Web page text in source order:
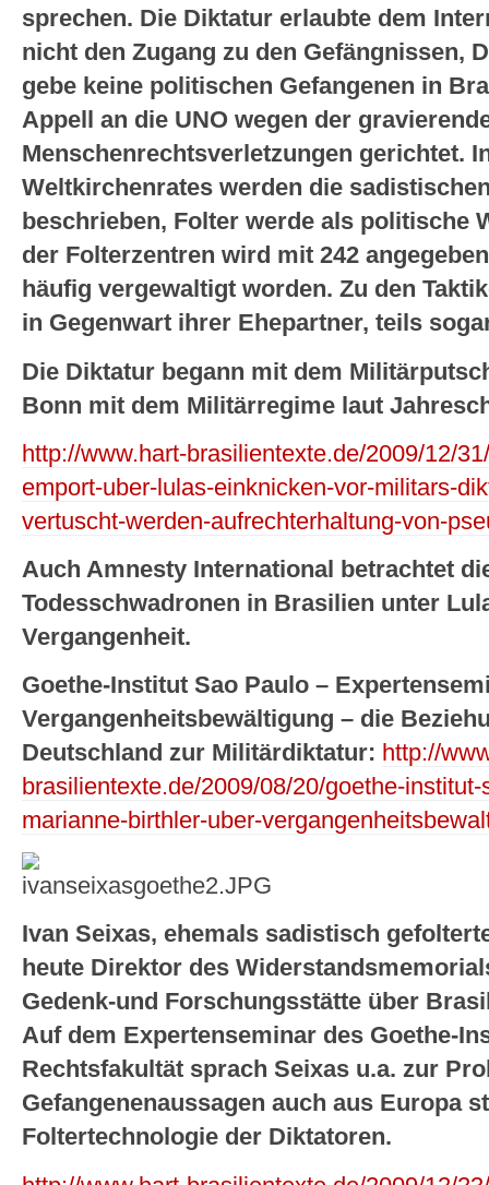
sprechen. Die Diktatur erlaubte dem
nicht den Zugang zu den Gefängnissen,
gebe keine politischen Gefangenen in
Appell an die UNO wegen der
Menschenrechtsverletzungen gerichtet.
Weltkirchenrates werden die
beschrieben, Folter werde als politische
der Folterzentren wird mit 242
häufig vergewaltigt worden. Zu den
in Gegenwart ihrer Ehepartner, teils
Die Diktatur begann mit dem
Bonn mit dem Militärregime laut
http://www.hart-brasilientexte.de/2009/12/
emport-uber-lulas-einknicken-vor-militars-
vertuscht-werden-aufrechterhaltung-von-
Auch Amnesty International betrachtet
Todesschwadronen in Brasilien unter
Vergangenheit.
Goethe-Institut Sao Paulo –
Vergangenheitsbewältigung – die
Deutschland zur Militärdiktatur: http://
brasilientexte.de/2009/08/20/goethe-
marianne-birthler-uber-
Ivan Seixas, ehemals sadistisch
heute Direktor des
Gedenk-und Forschungsstätte über
Auf dem Expertenseminar des Goethe-
Rechtsfakultät sprach Seixas u.a. zur
Gefangenenaussagen auch aus Europa
Foltertechnologie der Diktatoren.